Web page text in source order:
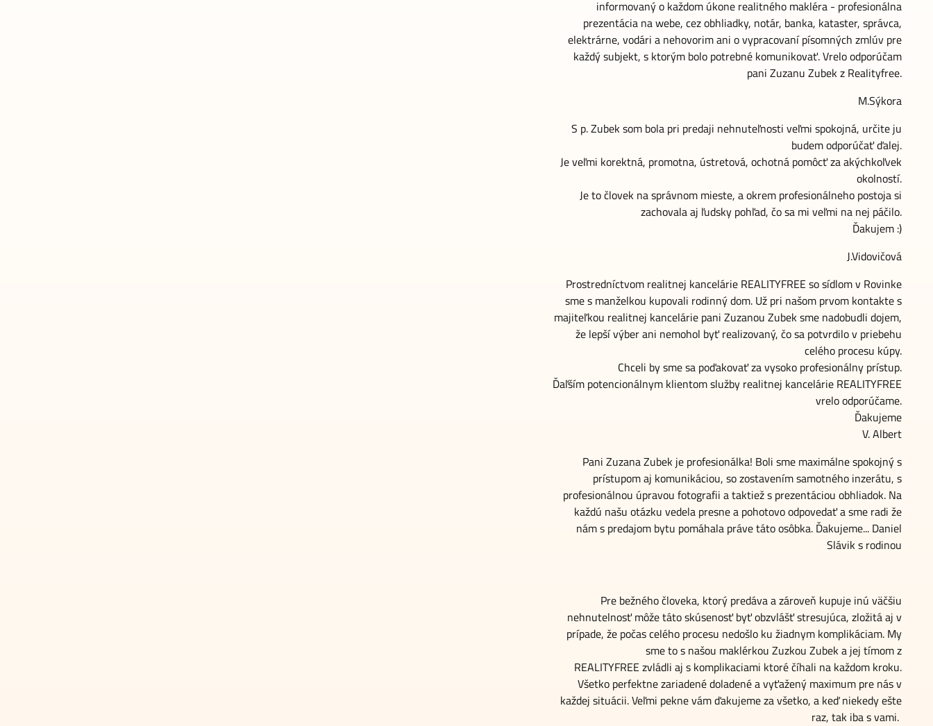
informovaný o každom úkone realitného makléra - profesionálna
prezentácia na webe, cez obhliadky, notár, banka, kataster, správca,
elektrárne, vodári a nehovorim ani o vypracovaní písomných zmlúv pre
každý subjekt, s ktorým bolo potrebné komunikovať. Vrelo odporúčam
pani Zuzanu Zubek z Realityfree.
M.Sýkora
S p. Zubek som bola pri predaji nehnuteľnosti veľmi spokojná, určite ju
budem odporúčať ďalej.
Je veľmi korektná, promotna, ústretová, ochotná pomôcť za akýchkoľvek
okolností.
Je to človek na správnom mieste, a okrem profesionálneho postoja si
zachovala aj ľudsky pohľad, čo sa mi veľmi na nej páčilo.
Ďakujem :)
J.Vidovičová
Prostredníctvom realitnej kancelárie REALITYFREE so sídlom v Rovinke
sme s manželkou kupovali rodinný dom. Už pri našom prvom kontakte s
majiteľkou realitnej kancelárie pani Zuzanou Zubek sme nadobudli dojem,
že lepší výber ani nemohol byť realizovaný, čo sa potvrdilo v priebehu
celého procesu kúpy.
Chceli by sme sa poďakovať za vysoko profesionálny prístup.
Ďaľším potencionálnym klientom služby realitnej kancelárie REALITYFREE
vrelo odporúčame.
Ďakujeme
V. Albert
Pani Zuzana Zubek je profesionálka! Boli sme maximálne spokojný s
prístupom aj komunikáciou, so zostavením samotného inzerátu, s
profesionálnou úpravou fotografii a taktiež s prezentáciou obhliadok. Na
každú našu otázku vedela presne a pohotovo odpovedať a sme radi že
nám s predajom bytu pomáhala práve táto osôbka. Ďakujeme... Daniel
Slávik s rodinou
Pre bežného človeka, ktorý predáva a zároveň kupuje inú väčšiu
nehnutelnosť môže táto skúsenosť byť obzvlášť stresujúca, zložitá aj v
prípade, že počas celého procesu nedošlo ku žiadnym komplikáciam. My
sme to s našou maklérkou Zuzkou Zubek a jej tímom z
REALITYFREE zvládli aj s komplikaciami ktoré číhali na každom kroku.
Všetko perfektne zariadené doladené a vyťažený maximum pre nás v
každej situácii. Veľmi pekne vám ďakujeme za všetko, a keď niekedy ešte
raz, tak iba s vami.